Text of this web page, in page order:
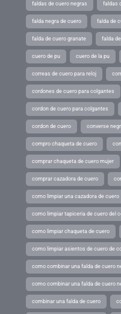
faldas de cuero negras faldas
falda negra de cuero falda de
falda de cuero granate falda
cuero de pu cuero de la pu
correas de cuero para reloj
cordones de cuero para colgantes
cordon de cuero para colgantes
cordon de cuero converse
compro chaqueta de cuero
comprar chaqueta de cuero mujer
comprar cazadora de cuero
como limpiar una cazadora de cuero
como limpiar tapiceria de cuero del
como limpiar chaqueta de cuero
como limpiar asientos de cuero de
como combinar una falda de cuero
como combinar una falda de cuero
combinar una falda de cuero